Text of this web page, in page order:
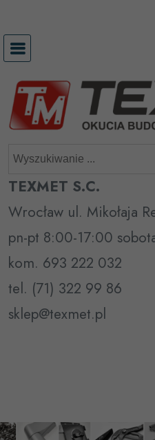
treści
TEXMET S.C.
Wrocław ul. Mikołaja
pn-pt 8:00-17:00
kom. 693 222 032
tel. (71) 322 99 86
sklep@texmet.pl